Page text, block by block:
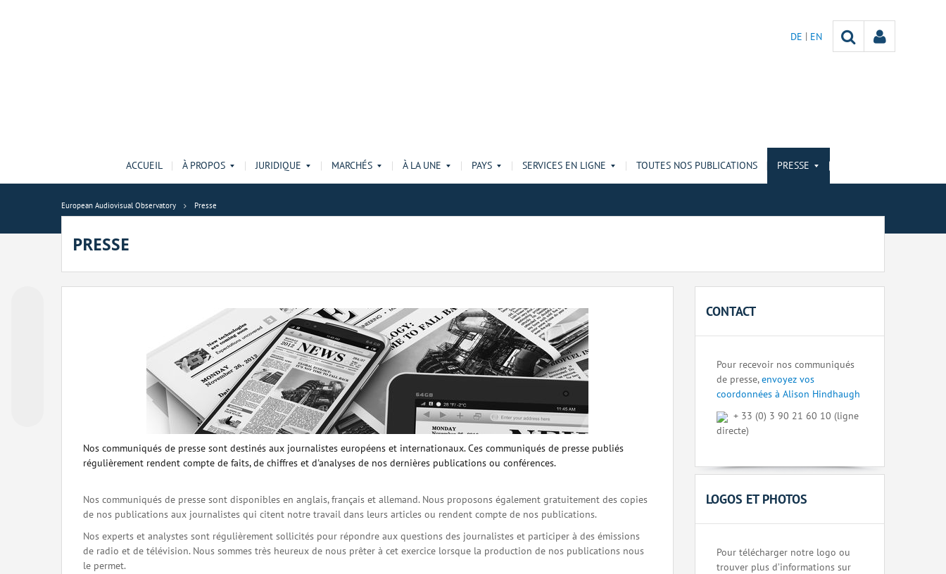
DE EN
ACCUEIL À PROPOS JURIDIQUE MARCHÉS À LA UNE PAYS SERVICES EN LIGNE TOUTES NOS PUBLICATIONS PRESSE
European Audiovisual Observatory Presse
PRESSE
Nos communiqués de presse sont destinés aux journalistes européens et internationaux. Ces communiqués de presse publiés
régulièrement rendent compte de faits, de chiffres et d'analyses de nos dernières publications ou conférences.
Nos communiqués de presse sont disponibles en anglais, français et allemand. Nous proposons également gratuitement des copies
de nos publications aux journalistes qui citent notre travail dans leurs articles ou rendent compte de nos publications.
Nos experts et analystes sont régulièrement sollicités pour répondre aux questions des journalistes et participer à des émissions
de radio et de télévision. Nous sommes très heureux de nous prêter à cet exercice lorsque la production de nos publications nous
le permet.
CONTACT
Pour recevoir nos communiqués
de presse,envoyez vos
coordonnées à Alison Hindhaugh
+ 33 (0) 3 90 21 60 10 (ligne
directe)
LOGOS ET PHOTOS
Pour télécharger notre logo ou
trouver plus d’informations sur